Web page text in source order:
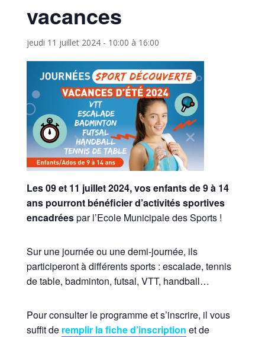
vacances
jeudi 11 juillet 2024 - 10:00 à 16:00
Les 09 et 11 juillet 2024, vos enfants de 9 à 14
ans pourront bénéficier d’activités sportives
encadréespar l’Ecole Municipale des Sports !
Sur une journée ou une demi-journée, ils
participeront à différents sports : escalade, tennis
de table, badminton, futsal, VTT, handball…
Pour consulter le programme et s’inscrire, il vous
suffit de remplir la fiche d’inscription et de